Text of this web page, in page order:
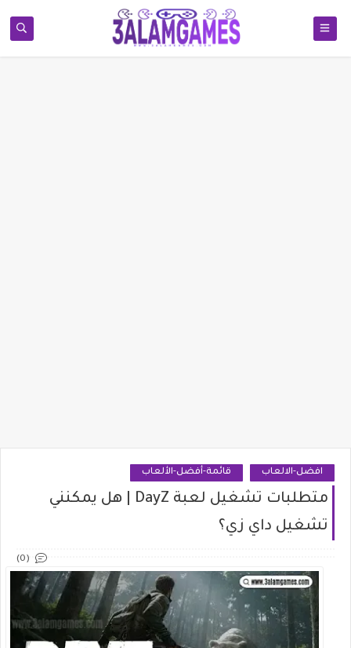
افضل-الالعاب قائمة-أفضل-الألعاب
متطلبات تشغيل لعبة DayZ | هل يمكنني
تشغيل داي زي؟
(0)